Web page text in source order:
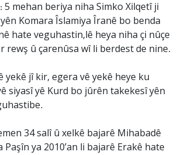
mehan beriya niha Simko Xilqetî ji
Komara Îslamiya Îranê bo benda
hate veguhastin,lê heya niha çi nûçe
rewş û çarenûsa wî li berdest de nine.
yekê jî kir, egera vê yekê heye ku
siyasî yê Kurd bo jûrên takekesî yên
34 salî û xelkê bajarê Mihabadê
Paşîn ya 2010’an li bajarê Erakê hate